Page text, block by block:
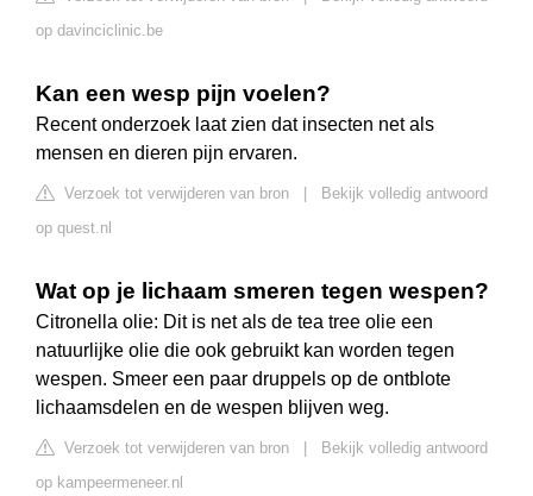
op davinciclinic.be
Kan een wesp pijn voelen?
Recent onderzoek laat zien dat insecten net als
mensen en dieren pijn ervaren.
Verzoek tot verwijderen van bron
Bekijk volledig antwoord
op quest.nl
Wat op je lichaam smeren tegen wespen?
Citronella olie: Dit is net als de tea tree olie een
natuurlijke olie die ook gebruikt kan worden tegen
wespen. Smeer een paar druppels op de ontblote
lichaamsdelen en de wespen blijven weg.
Verzoek tot verwijderen van bron
Bekijk volledig antwoord
op kampeermeneer.nl